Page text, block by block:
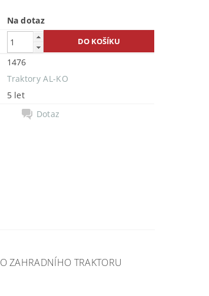
Na dotaz
1476
Traktory AL-KO
5 let
Dotaz
ZAHRADNÍHO TRAKTORU